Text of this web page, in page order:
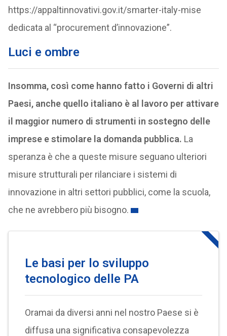
https://appaltinnovativi.gov.it/smarter-italy-mise
dedicata al “procurement d’innovazione”.
Luci e ombre
Insomma, così come hanno fatto i Governi di altri
Paesi, anche quello italiano è al lavoro per attivare
il maggior numero di strumenti in sostegno delle
imprese e stimolare la domanda pubblica. La
speranza è che a queste misure seguano ulteriori
misure strutturali per rilanciare i sistemi di
innovazione in altri settori pubblici, come la scuola,
che ne avrebbero più bisogno.
Le basi per lo sviluppo
tecnologico delle PA
Oramai da diversi anni nel nostro Paese si è
diffusa una significativa consapevolezza